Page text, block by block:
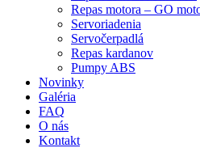
Repas motora – GO
Servoriadenia
Servočerpadlá
Repas kardanov
Pumpy ABS
Novinky
Galéria
FAQ
O nás
Kontakt